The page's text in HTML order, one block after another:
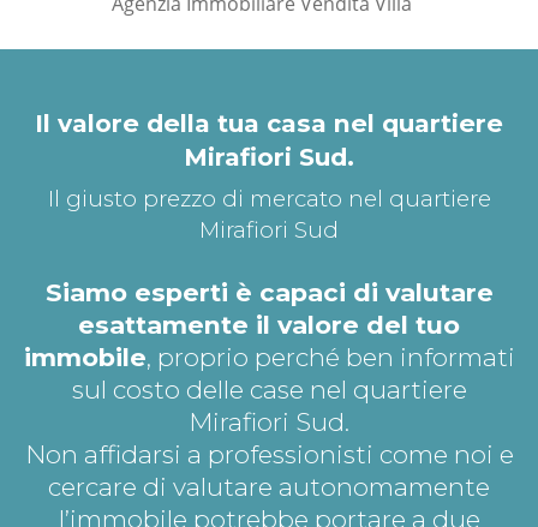
Il valore della tua casa nel quartiere
Mirafiori Sud.
Il giusto prezzo di mercato nel quartiere
Mirafiori Sud
Siamo esperti è capaci di valutare
esattamente il valore del tuo
immobile, proprio perché ben informati
sul costo delle case nel quartiere
Mirafiori Sud.
Non affidarsi a professionisti come noi e
cercare di valutare autonomamente
l’immobile potrebbe portare a due